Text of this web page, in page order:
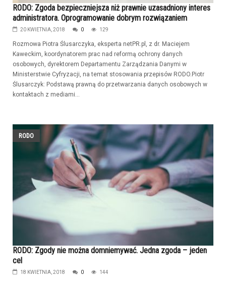
RODO: Zgoda bezpieczniejsza niż prawnie uzasadniony interes
administratora. Oprogramowanie dobrym rozwiązaniem
20 KWIETNIA, 2018 0 129
Rozmowa Piotra Ślusarczyka, eksperta netPR.pl, z dr. Maciejem
Kaweckim, koordynatorem prac nad reformą ochrony danych
osobowych, dyrektorem Departamentu Zarządzania Danymi w
Ministerstwie Cyfryzacji, na temat stosowania przepisów RODO.Piotr
Ślusarczyk: Podstawą prawną do przetwarzania danych osobowych w
kontaktach z mediami...
RODO
RODO: Zgody nie można domniemywać. Jedna zgoda – jeden
cel
18 KWIETNIA, 2018 0 144